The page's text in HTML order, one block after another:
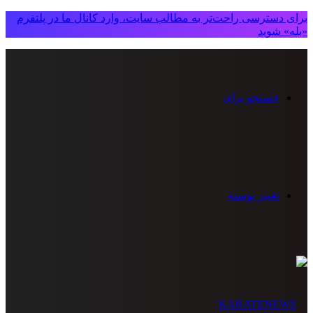
برای دسترسی راحت‌تر به مطالب سایت، وارد کانال ما در پلتفرم
«بله» شوید
جستجو برای
تغییر پوسته